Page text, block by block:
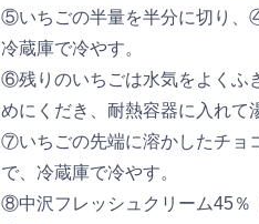
⑤いちごの半量を半分に切り、
冷蔵庫で冷やす。
⑥残りのいちごは水気をよくふ
めにくだき、耐熱容器に入れて
⑦いちごの先端に溶かしたチョ
で、冷蔵庫で冷やす。
⑧中沢フレッシュクリーム45％